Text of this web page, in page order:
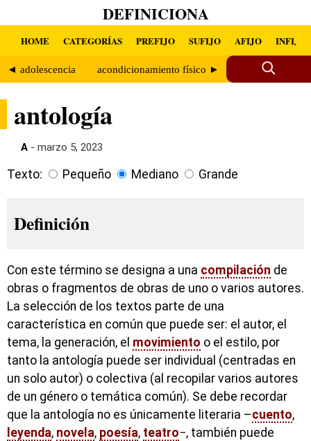
DEFINICIONA
HOME CATEGORÍAS PREFIJO SUFIJO AFIJO INFIJO
◄ adolescencia acondicionamiento físico ►
antología
A - marzo 5, 2023
Texto: Pequeño Mediano Grande
Definición
Con este término se designa a una compilación de
obras o fragmentos de obras de uno o varios autores.
La selección de los textos parte de una
característica en común que puede ser: el autor, el
tema, la generación, el movimiento o el estilo, por
tanto la antología puede ser individual (centradas en
un solo autor) o colectiva (al recopilar varios autores
de un género o temática común). Se debe recordar
que la antología no es únicamente literaria –cuento,
leyenda, novela, poesía, teatro−, también puede